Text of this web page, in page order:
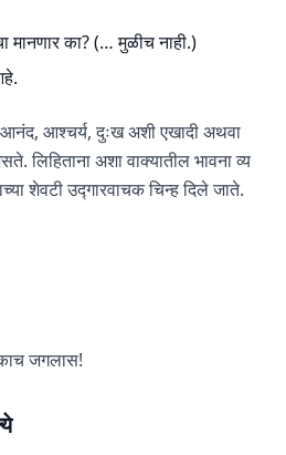
मानणार का? (… मुळीच नाही.)
आनंद, आश्चर्य, दुःख अशी एखादी अथवा
लिहिताना अशा वाक्यातील भावना व्य
शेवटी उद्गारवाचक चिन्ह दिले जाते.
जगलास!